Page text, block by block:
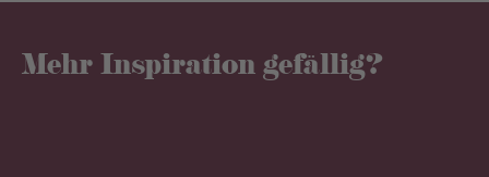
Mehr Inspiration gefällig?